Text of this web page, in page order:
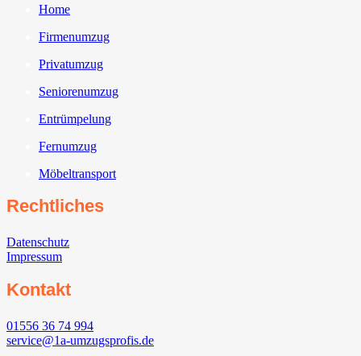
Home
Firmenumzug
Privatumzug
Seniorenumzug
Entrümpelung
Fernumzug
Möbeltransport
Rechtliches
Datenschutz
Impressum
Kontakt
01556 36 74 994
service@1a-umzugsprofis.de